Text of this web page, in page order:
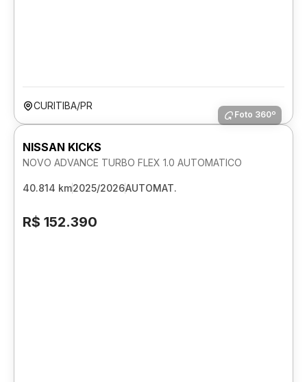
CURITIBA/PR
Foto 360º
NISSAN KICKS
NOVO ADVANCE TURBO FLEX 1.0 AUTOMATICO
40.814 km2025/2026AUTOMAT.
R$ 152.390